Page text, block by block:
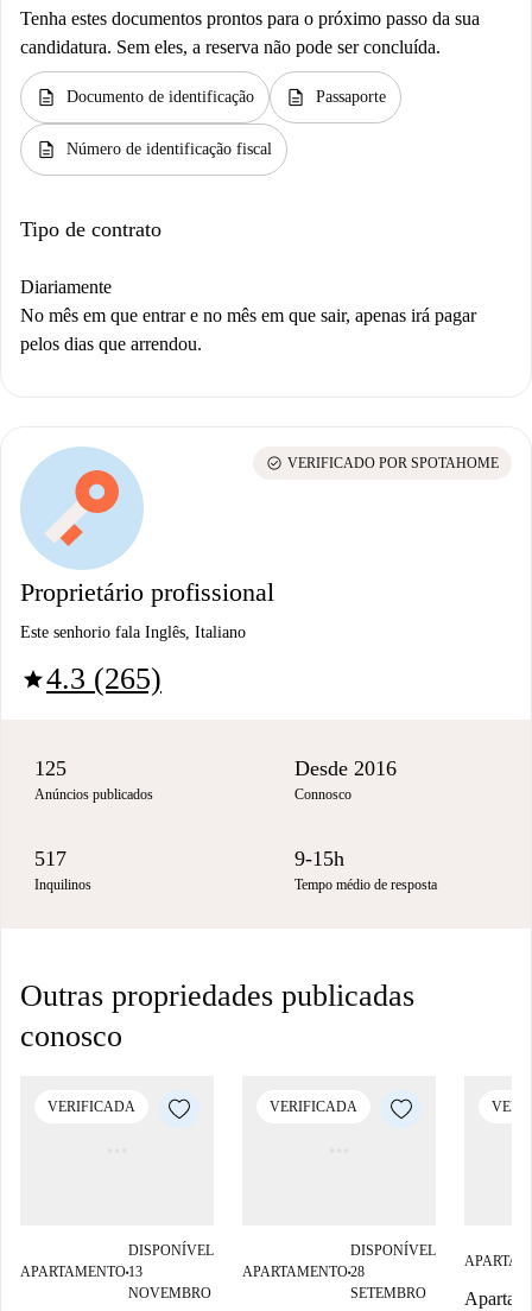
Tenha estes documentos prontos para o próximo passo da sua
candidatura. Sem eles, a reserva não pode ser concluída.
description Documento de identificação description Passaporte
description Número de identificação fiscal
Tipo de contrato
Diariamente
No mês em que entrar e no mês em que sair, apenas irá pagar
pelos dias que arrendou.
Proprietário profissional
Este senhorio fala Inglês, Italiano
star4.3 (265)
check_circle VERIFICADO POR SPOTAHOME
125
Anúncios publicados
Desde 2016
Connosco
517
Inquilinos
9-15h
Tempo médio de resposta
Outras propriedades publicadas
conosco
VERIFICADA
APARTAMENTO■
DISPONÍVEL
13
NOVEMBRO
VERIFICADA
APARTAMENTO■
DISPONÍVEL
28
SETEMBRO